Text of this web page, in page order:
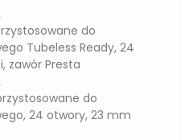
do
Tubeless Ready, 24
zawór Presta
do
24 otwory, 23 mm